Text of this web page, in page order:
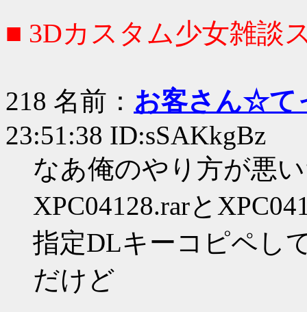
■ 3Dカスタム少女雑談
218 名前： お客さん☆て
23:51:38 ID:sSAKkgBz
なあ俺のやり方が悪
XPC04128.rarと
指定DLキーコピペし
だけど